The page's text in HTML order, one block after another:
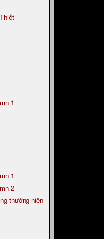
1
1
2
thường niên